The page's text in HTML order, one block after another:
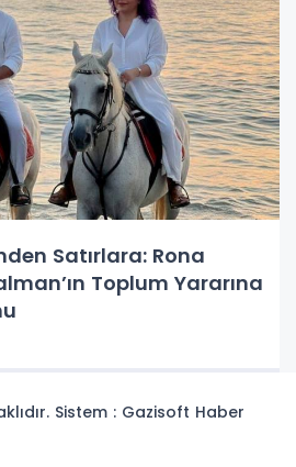
Satırlara: Rona
Toplum Yararına
Sistem : Gazisoft Haber